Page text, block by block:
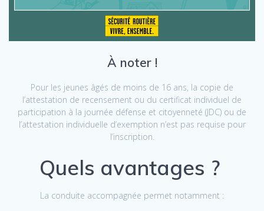
À noter !
Pour les jeunes âgés de moins de 16 ans, la copie de
l’attestation de recensement ou du certificat individuel de
participation à la journée défense et citoyenneté (JDC) ou de
l’attestation individuelle d’exemption n’est pas requise pour
l’inscription.
Quels avantages ?
La conduite accompagnée permet notamment :